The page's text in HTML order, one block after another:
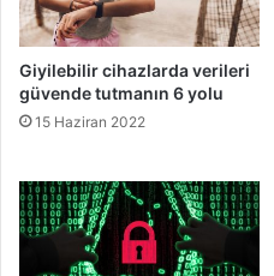
Giyilebilir cihazlarda verileri
güvende tutmanın 6 yolu
15 Haziran 2022